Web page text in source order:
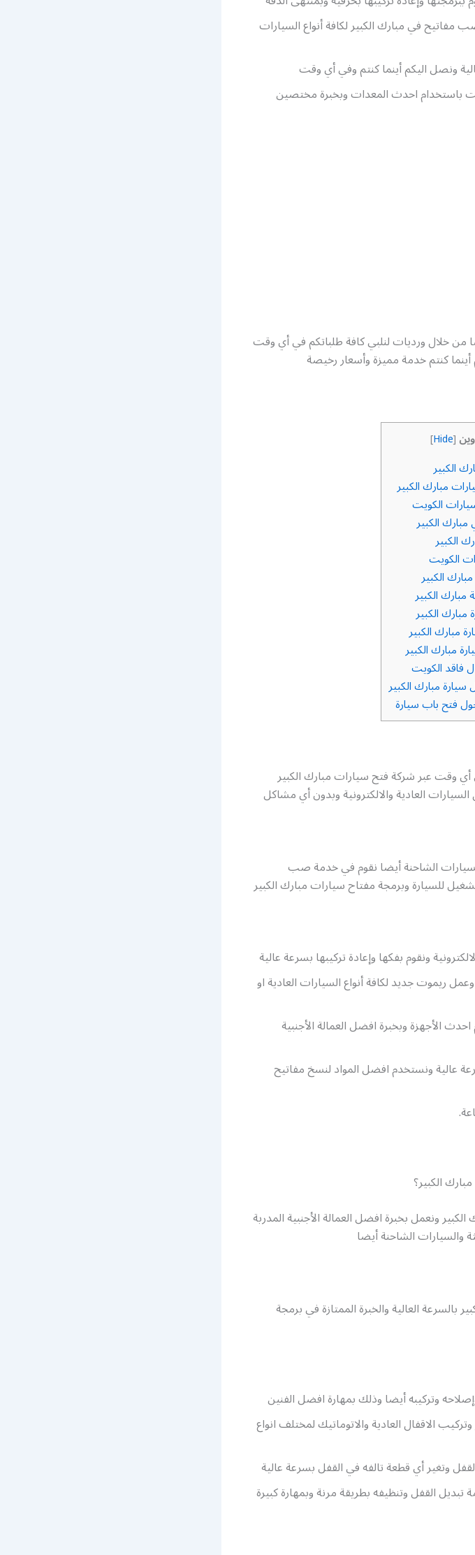
مفاتيح في مبارك الكبير لكافة أنواع السيارات
ونصل اليكم أينما كنتم وفي أي وقت
باستخدام احدث المعدات وبخبرة مختصين
خلال ورديات لنلبي كافة طلباتكم في أي وقت
أينما كنتم خدمة مميزة وأسعار رخيصة
[
Hide
]
الكبير
مبارك الكبير
الكويت
الكبير
الكبير
الكويت
الكبير
مبارك الكبير
الكبير
مبارك الكبير
مبارك الكبير
فاقد الكويت
مبارك الكبير
فتح باب سيارة
وقت عبر شركة فتح سيارات مبارك الكبير
العادية والالكترونية وبدون أي مشاكل
الشاحنة أيضا نقوم في خدمة صب
للسيارة وبرمجة مفتاح سيارات مبارك الكبير
ونقوم بفكها وإعادة تركيبها بسرعة عالية
ريموت جديد لكافة أنواع السيارات العادية او
الأجهزة وبخبرة افضل العمالة الأجنبية
عالية ونستخدم افضل المواد لنسخ مفاتيح
الكبير؟
ونعمل بخبرة افضل العمالة الأجنبية المدربة
والسيارات الشاحنة أيضا
العالية والخبرة الممتازة في برمجة
وتركيبه أيضا وذلك بمهارة افضل الفنين
الاقفال العادية والاتوماتيك لمختلف انواع
وتغير أي قطعة تالفه في القفل بسرعة عالية
تبديل القفل وتنظيفه بطريقة مرنة وبمهارة كبيرة